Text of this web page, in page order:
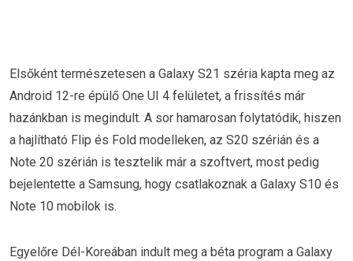
Elsőként természetesen a Galaxy S21 széria kapta meg az
Android 12-re épülő One UI 4 felületet, a frissítés már
hazánkban is megindult. A sor hamarosan folytatódik, hiszen
a hajlítható Flip és Fold modelleken, az S20 szérián és a
Note 20 szérián is tesztelik már a szoftvert, most pedig
bejelentette a Samsung, hogy csatlakoznak a Galaxy S10 és
Note 10 mobilok is.
Egyelőre Dél-Koreában indult meg a béta program a Galaxy